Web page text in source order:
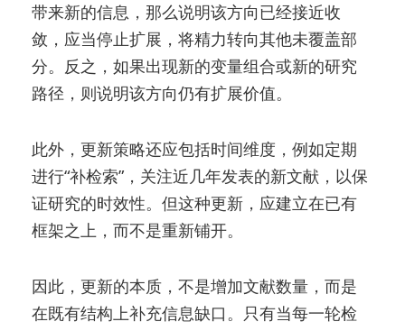
带来新的信息，那么说明该方向已经接近收
敛，应当停止扩展，将精力转向其他未覆盖部
分。反之，如果出现新的变量组合或新的研究
路径，则说明该方向仍有扩展价值。
此外，更新策略还应包括时间维度，例如定期
进行“补检索”，关注近几年发表的新文献，以保
证研究的时效性。但这种更新，应建立在已有
框架之上，而不是重新铺开。
因此，更新的本质，不是增加文献数量，而是
在既有结构上补充信息缺口。只有当每一轮检